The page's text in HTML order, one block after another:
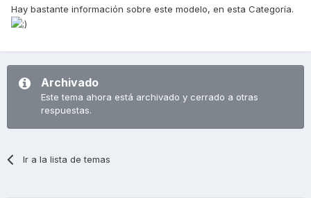
Hay bastante información sobre este modelo, en esta Categoría.
Archivado
Este tema ahora está archivado y cerrado a otras
respuestas.
Ir a la lista de temas